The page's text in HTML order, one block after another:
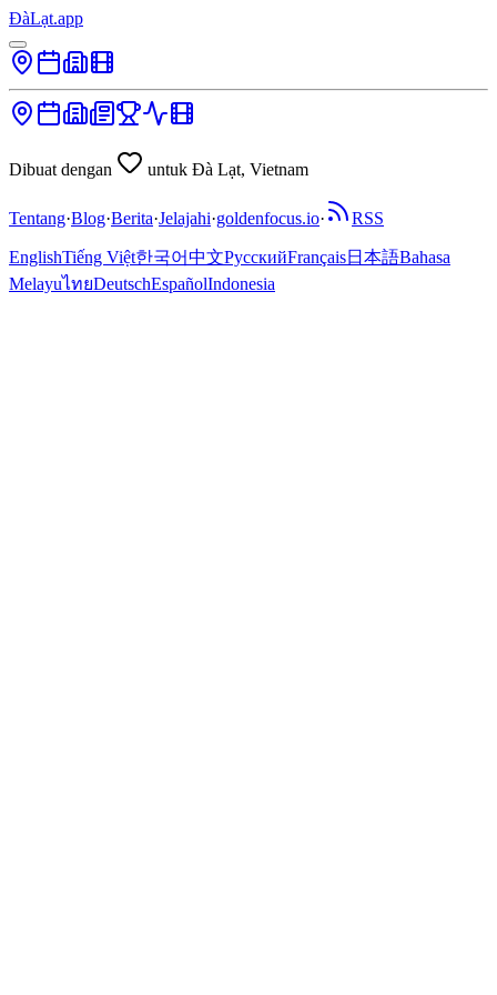
ĐàLạt.app
Dibuat dengan untuk Đà Lạt, Vietnam
Tentang·Blog·Berita·Jelajahi·goldenfocus.io· RSS
EnglishTiếng Việt한국어中文РусскийFrançais日本語Bahasa
MelayuไทยDeutschEspañolIndonesia